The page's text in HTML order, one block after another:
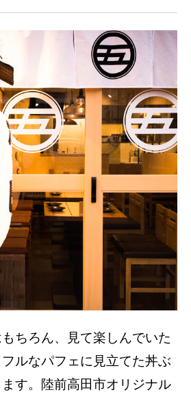
ちろん、見て楽しんでいた
ルなパフェに見立てた丼ぶ
す。陸前高田市オリジナル